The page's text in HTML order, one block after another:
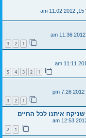
2
3
2
3
4
5
2
3
2